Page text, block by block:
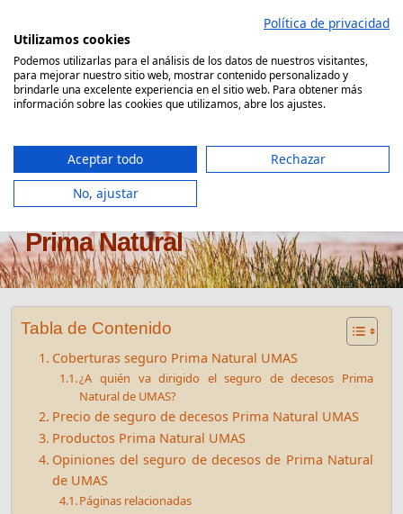
contenido
Comparador Seguro Decesos
Seguro de decesos UMAS
Prima Natural
Tabla de Contenido
Coberturas seguro Prima Natural UMAS
¿A quién va dirigido el seguro de decesos Prima
Natural de UMAS?
Precio de seguro de decesos Prima Natural UMAS
Productos Prima Natural UMAS
Opiniones del seguro de decesos de Prima Natural
de UMAS
Páginas relacionadas
Política de privacidad
Utilizamos cookies
Podemos utilizarlas para el análisis de los datos de nuestros visitantes,
para mejorar nuestro sitio web, mostrar contenido personalizado y
brindarle una excelente experiencia en el sitio web. Para obtener más
información sobre las cookies que utilizamos, abre los ajustes.
Aceptar todo
Rechazar
No, ajustar